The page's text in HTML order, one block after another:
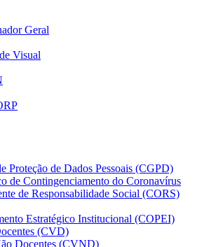
Geral
Visual
Proteção de Dados Pessoais (CGPD)
de Contingenciamento do Coronavírus
de Responsabilidade Social (CORS)
Estratégico Institucional (COPEI)
(CVD)
Docentes (CVND)